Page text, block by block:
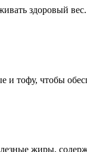
здоровый
тофу, чтобы
жиры,